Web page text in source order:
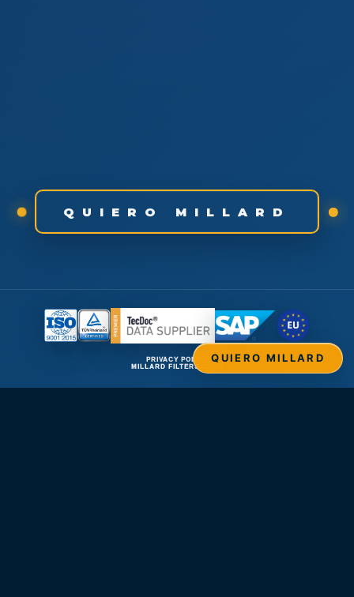
QUIERO MILLARD
QUIERO MILLARD
PRIVACY POLICY
MILLARD FILTERS ©2026